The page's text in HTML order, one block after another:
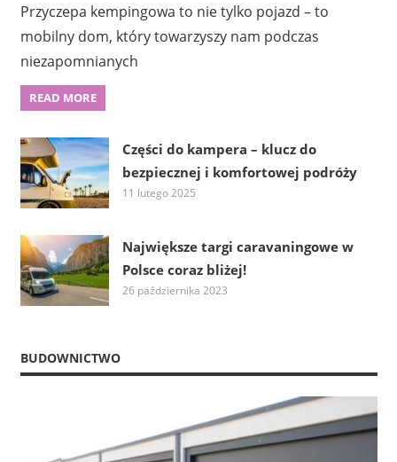
Przyczepa kempingowa to nie tylko pojazd – to
mobilny dom, który towarzyszy nam podczas
niezapomnianych
READ MORE
Części do kampera – klucz do
bezpiecznej i komfortowej podróży
11 lutego 2025
Największe targi caravaningowe w
Polsce coraz bliżej!
26 października 2023
BUDOWNICTWO